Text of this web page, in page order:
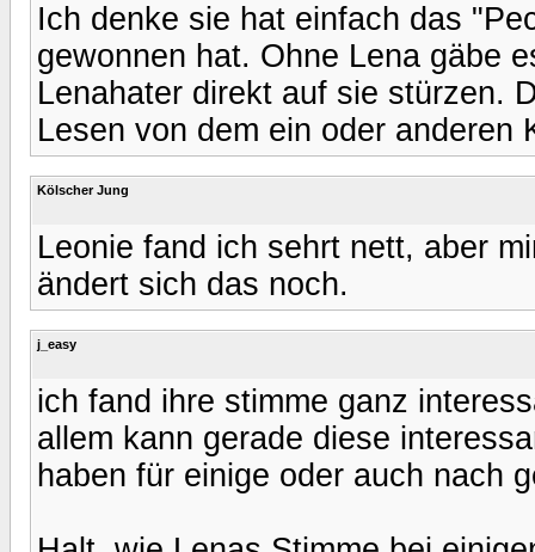
Ich denke sie hat einfach das
gewonnen hat. Ohne Lena gäbe
Lenahater direkt auf sie stürzen.
Lesen von dem ein oder anderen
Kölscher Jung
Leonie fand ich sehrt nett, aber
ändert sich das noch.
j_easy
ich fand ihre stimme ganz
allem kann gerade diese
haben für einige oder auch nach